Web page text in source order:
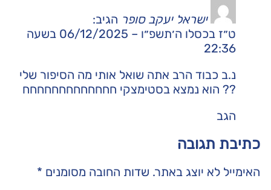
ישראל יעקב סופר הגיב:
ט״ז בכסלו ה׳תשפ״ו – 06/12/2025 בשעה
22:36
נ.ב כבוד הרב אתה שואל אותי מה הסיפור שלי
?? הוא נמצא בסטימצקי חחחחחחחחחחחחח
הגב
כתיבת תגובה
האימייל לא יוצג באתר. שדות החובה מסומנים *